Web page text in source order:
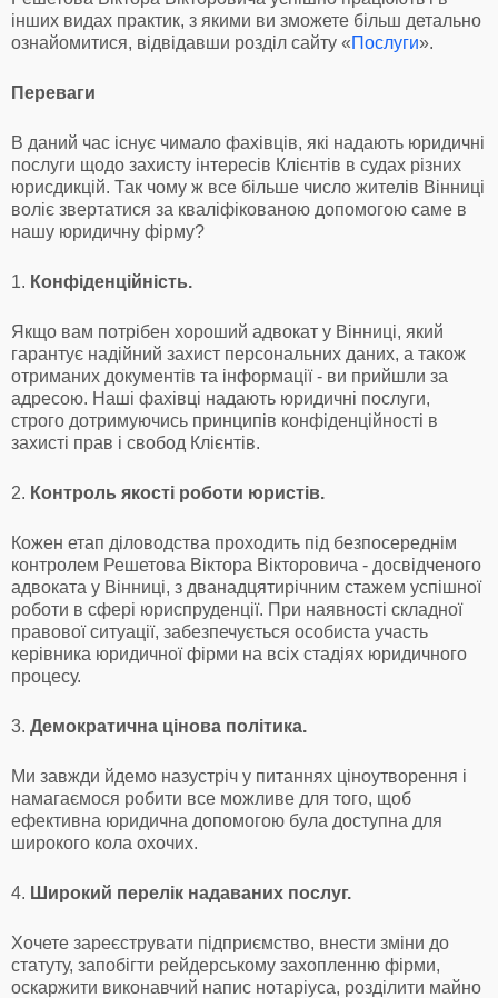
інших видах практик, з якими ви зможете більш детально
ознайомитися, відвідавши розділ сайту «Послуги».
Переваги
В даний час існує чимало фахівців, які надають юридичні
послуги щодо захисту інтересів Клієнтів в судах різних
юрисдикцій. Так чому ж все більше число жителів Вінниці
воліє звертатися за кваліфікованою допомогою саме в
нашу юридичну фірму?
1. Конфіденційність.
Якщо вам потрібен хороший адвокат у Вінниці, який
гарантує надійний захист персональних даних, а також
отриманих документів та інформації - ви прийшли за
адресою. Наші фахівці надають юридичні послуги,
строго дотримуючись принципів конфіденційності в
захисті прав і свобод Клієнтів.
2. Контроль якості роботи юристів.
Кожен етап діловодства проходить під безпосереднім
контролем Решетова Віктора Вікторовича - досвідченого
адвоката у Вінниці, з дванадцятирічним стажем успішної
роботи в сфері юриспруденції. При наявності складної
правової ситуації, забезпечується особиста участь
керівника юридичної фірми на всіх стадіях юридичного
процесу.
3. Демократична цінова політика.
Ми завжди йдемо назустріч у питаннях ціноутворення і
намагаємося робити все можливе для того, щоб
ефективна юридична допомогою була доступна для
широкого кола охочих.
4. Широкий перелік надаваних послуг.
Хочете зареєструвати підприємство, внести зміни до
статуту, запобігти рейдерському захопленню фірми,
оскаржити виконавчий напис нотаріуса, розділити майно